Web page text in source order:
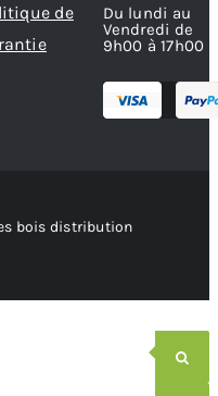
de
Du lundi au
Vendredi de
9h00 à 17h00
bois distribution